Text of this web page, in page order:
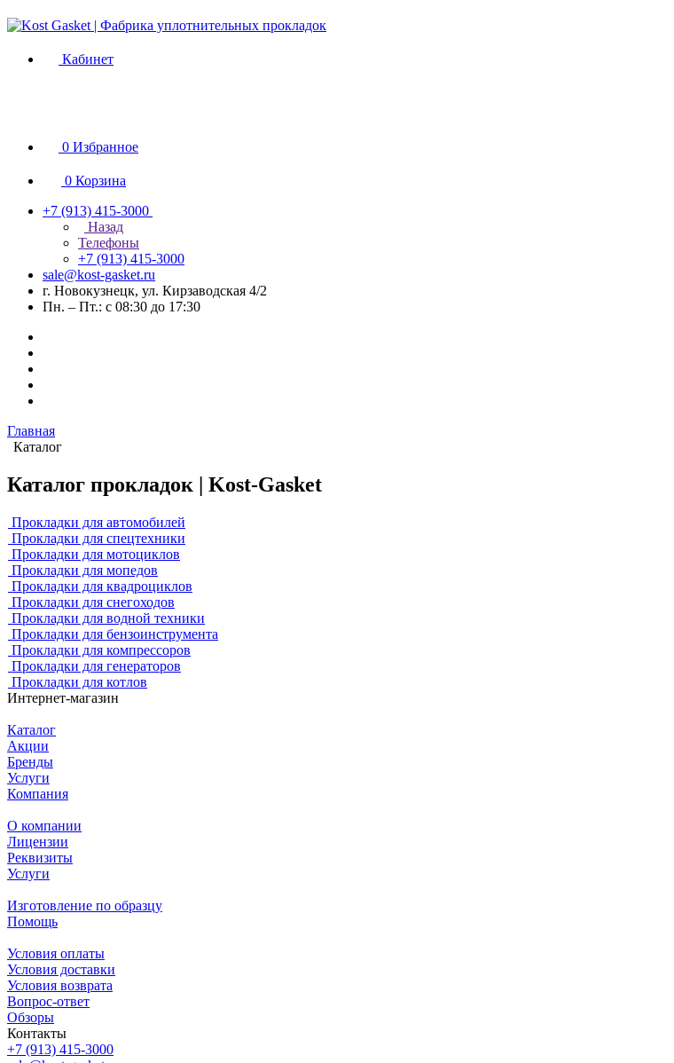
Кабинет
0 Избранное
0 Корзина
+7 (913) 415-3000
Назад
Телефоны
+7 (913) 415-3000
sale@kost-gasket.ru
г. Новокузнецк, ул. Кирзаводская 4/2
Пн. – Пт.: с 08:30 до 17:30
Главная
Каталог
Каталог прокладок | Kost-Gasket
Прокладки для автомобилей
Прокладки для спецтехники
Прокладки для мотоциклов
Прокладки для мопедов
Прокладки для квадроциклов
Прокладки для снегоходов
Прокладки для водной техники
Прокладки для бензоинструмента
Прокладки для компрессоров
Прокладки для генераторов
Прокладки для котлов
Интернет-магазин
Каталог
Акции
Бренды
Услуги
Компания
О компании
Лицензии
Реквизиты
Услуги
Изготовление по образцу
Помощь
Условия оплаты
Условия доставки
Условия возврата
Вопрос-ответ
Обзоры
Контакты
+7 (913) 415-3000